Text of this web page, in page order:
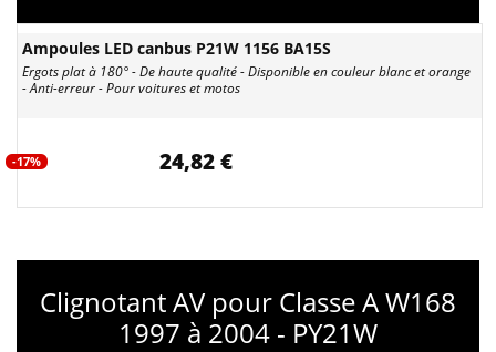
Ampoules LED canbus P21W 1156 BA15S
Ergots plat à 180° - De haute qualité - Disponible en couleur blanc et orange
- Anti-erreur - Pour voitures et motos
-17% 24,82 €
Clignotant AV pour Classe A W168
1997 à 2004 - PY21W